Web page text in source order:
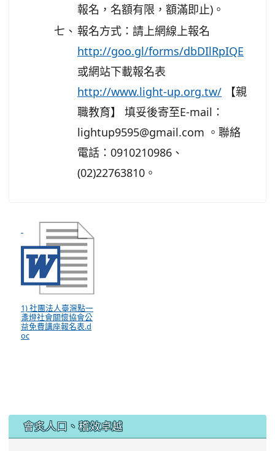
報名，名額有限，額滿即止)。
七、 報名方式：請上網線上報名
http://goo.gl/forms/dbDIlRpIQE
或網站下載報名表
http://www.light-up.org.tw/ 【親
職教育】 填妥後寄至E-mail：
lightup9595@gmail.com 。聯絡
電話：0910210986、
(02)22763810。
1) 社團法人臺灣點一
盞燈社會關懷協會公
益免費講座報名表.d
oc
會炙人口、稽效卓越